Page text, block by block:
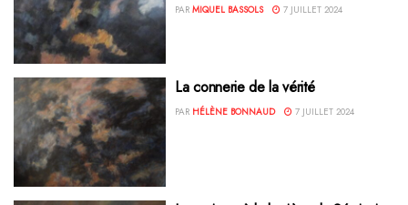
PAR MIQUEL BASSOLS 7 JUILLET 2024
La connerie de la vérité
PAR HÉLÈNE BONNAUD 7 JUILLET 2024